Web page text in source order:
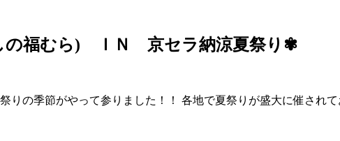
の福むら) ＩＮ 京セラ納涼夏祭り✾
りの季節がやって参りました！！ 各地で夏祭りが盛大に催さ